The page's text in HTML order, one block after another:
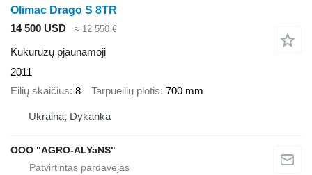
Olimac Drago S 8TR
14 500 USD
≈ 12 550 €
Kukurūzų pjaunamoji
2011
Eilių skaičius 8 Tarpueilių plotis 700 mm
Ukraina, Dykanka
OOO "AGRO-ALYaNS"